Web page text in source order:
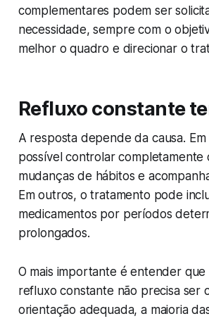
complementares podem ser
necessidade, sempre com o
melhor o quadro e direcionar o
Refluxo constante
A resposta depende da causa. Em
possível controlar completamente
mudanças de hábitos e
Em outros, o tratamento pode
medicamentos por períodos
prolongados.
O mais importante é entender
refluxo constante não precisa ser
orientação adequada, a maioria